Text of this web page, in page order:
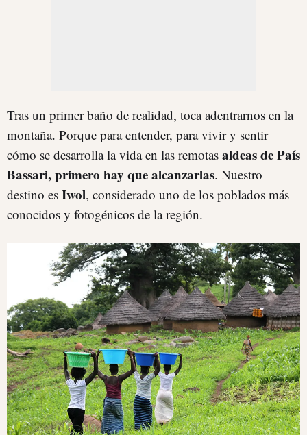
Tras un primer baño de realidad, toca adentrarnos en la
montaña. Porque para entender, para vivir y sentir
cómo se desarrolla la vida en las remotas aldeas de País
Bassari, primero hay que alcanzarlas. Nuestro
destino es Iwol, considerado uno de los poblados más
conocidos y fotogénicos de la región.